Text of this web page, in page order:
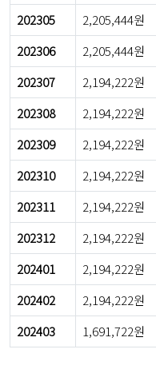
202305
2,205,444원
202306
2,205,444원
202307
2,194,222원
202308
2,194,222원
202309
2,194,222원
202310
2,194,222원
202311
2,194,222원
202312
2,194,222원
202401
2,194,222원
202402
2,194,222원
202403
1,691,722원